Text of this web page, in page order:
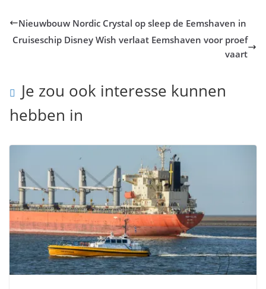
Nieuwbouw Nordic Crystal op sleep de Eemshaven in
Cruiseschip Disney Wish verlaat Eemshaven voor proef
vaart
Je zou ook interesse kunnen
hebben in